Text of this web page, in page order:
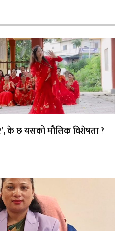
के छ यसको मौलिक विशेषता ?